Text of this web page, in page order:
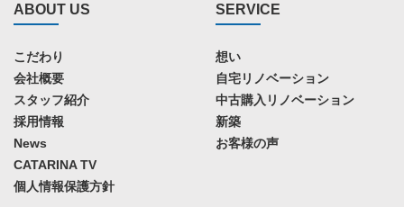
ABOUT US
こだわり
会社概要
スタッフ紹介
採用情報
News
CATARINA TV
個人情報保護方針
SERVICE
想い
自宅リノベーション
中古購入リノベーション
新築
お客様の声